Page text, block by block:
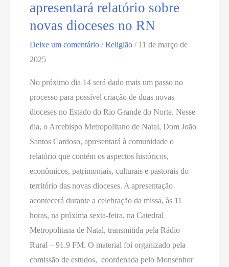
apresentará relatório sobre
novas dioceses no RN
Deixe um comentário /Religião / 11 de março de
2025
No próximo dia 14 será dado mais um passo no
processo para possível criação de duas novas
dioceses no Estado do Rio Grande do Norte. Nesse
dia, o Arcebispo Metropolitano de Natal, Dom João
Santos Cardoso, apresentará à comunidade o
relatório que contém os aspectos históricos,
econômicos, patrimoniais, culturais e pastorais do
território das novas dioceses. A apresentação
acontecerá durante a celebração da missa, às 11
horas, na próxima sexta-feira, na Catedral
Metropolitana de Natal, transmitida pela Rádio
Rural – 91.9 FM. O material foi organizado pela
comissão de estudos, coordenada pelo Monsenhor